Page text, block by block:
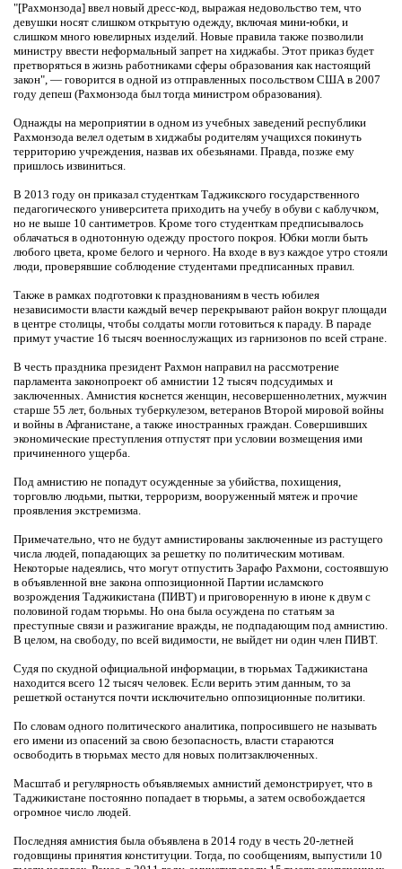
"[Рахмонзода] ввел новый дресс-код, выражая недовольство тем, что
девушки носят слишком открытую одежду, включая мини-юбки, и
слишком много ювелирных изделий. Новые правила также позволили
министру ввести неформальный запрет на хиджабы. Этот приказ будет
претворяться в жизнь работниками сферы образования как настоящий
закон", — говорится в одной из отправленных посольством США в 2007
году депеш (Рахмонзода был тогда министром образования).
Однажды на мероприятии в одном из учебных заведений республики
Рахмонзода велел одетым в хиджабы родителям учащихся покинуть
территорию учреждения, назвав их обезьянами. Правда, позже ему
пришлось извиниться.
В 2013 году он приказал студенткам Таджикского государственного
педагогического университета приходить на учебу в обуви с каблучком,
но не выше 10 сантиметров. Кроме того студенткам предписывалось
облачаться в однотонную одежду простого покроя. Юбки могли быть
любого цвета, кроме белого и черного. На входе в вуз каждое утро стояли
люди, проверявшие соблюдение студентами предписанных правил.
Также в рамках подготовки к празднованиям в честь юбилея
независимости власти каждый вечер перекрывают район вокруг площади
в центре столицы, чтобы солдаты могли готовиться к параду. В параде
примут участие 16 тысяч военнослужащих из гарнизонов по всей стране.
В честь праздника президент Рахмон направил на рассмотрение
парламента законопроект об амнистии 12 тысяч подсудимых и
заключенных. Амнистия коснется женщин, несовершеннолетних, мужчин
старше 55 лет, больных туберкулезом, ветеранов Второй мировой войны
и войны в Афганистане, а также иностранных граждан. Совершивших
экономические преступления отпустят при условии возмещения ими
причиненного ущерба.
Под амнистию не попадут осужденные за убийства, похищения,
торговлю людьми, пытки, терроризм, вооруженный мятеж и прочие
проявления экстремизма.
Примечательно, что не будут амнистированы заключенные из растущего
числа людей, попадающих за решетку по политическим мотивам.
Некоторые надеялись, что могут отпустить Зарафо Рахмони, состоявшую
в объявленной вне закона оппозиционной Партии исламского
возрождения Таджикистана (ПИВТ) и приговоренную в июне к двум с
половиной годам тюрьмы. Но она была осуждена по статьям за
преступные связи и разжигание вражды, не подпадающим под амнистию.
В целом, на свободу, по всей видимости, не выйдет ни один член ПИВТ.
Судя по скудной официальной информации, в тюрьмах Таджикистана
находится всего 12 тысяч человек. Если верить этим данным, то за
решеткой останутся почти исключительно оппозиционные политики.
По словам одного политического аналитика, попросившего не называть
его имени из опасений за свою безопасность, власти стараются
освободить в тюрьмах место для новых политзаключенных.
Масштаб и регулярность объявляемых амнистий демонстрирует, что в
Таджикистане постоянно попадает в тюрьмы, а затем освобождается
огромное число людей.
Последняя амнистия была объявлена в 2014 году в честь 20-летней
годовщины принятия конституции. Тогда, по сообщениям, выпустили 10